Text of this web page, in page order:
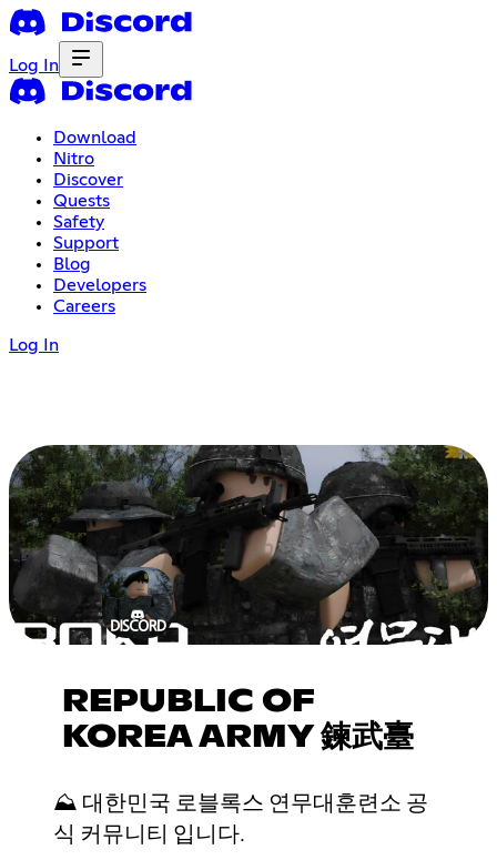
Log In
Download
Nitro
Discover
Quests
Safety
Support
Blog
Developers
Careers
Log In
REPUBLIC OF
KOREA ARMY 鍊武臺
⛰ 대한민국 로블록스 연무대훈련소 공
식 커뮤니티 입니다.